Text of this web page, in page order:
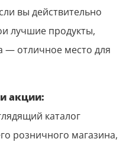
вы действительно
лучшие продукты,
— отличное место для
акции:
каталог
розничного магазина,